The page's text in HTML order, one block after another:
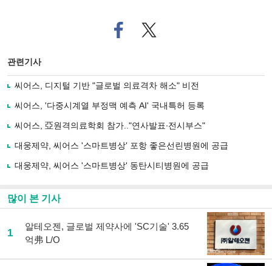
페
이
로
기
사
유
기
트위
터로
관련기사
씨어스, 디지털 기반 "글로벌 의료격차 해소" 비전
씨어스, '다중시계열 부정맥 예측 AI' 국내특허 등록
씨어스, 亞원격의료학회 참가.."연사발표∙전시부스"
대웅제약, 씨어스 '스마트병상' 포항 좋은선린병원에 공급
대웅제약, 씨어스 '스마트병상' 동탄시티병원에 공급
많이 본 기사
1
알테오젠, 글로벌 제약사에 'SC기술' 3.65
억弗 L/O